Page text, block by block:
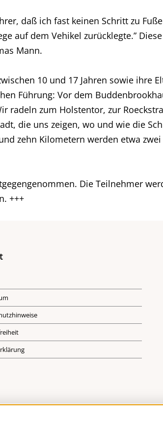
daß ich fast keinen Schritt zu
auf dem Vehikel zurücklegte.”
Mann.
10 und 17 Jahren sowie ihre
Führung: Vor dem
zum Holstentor, zur
die uns zeigen, wo und wie die
zehn Kilometern werden etwa
Die Teilnehmer
+++